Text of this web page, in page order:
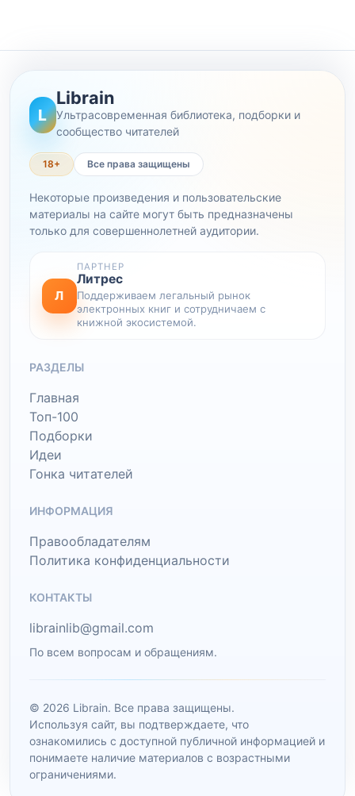
L
Librain
Ультрасовременная библиотека, подборки и
сообщество читателей
18+ Все права защищены
Некоторые произведения и пользовательские
материалы на сайте могут быть предназначены
только для совершеннолетней аудитории.
Л
ПАРТНЕР
Литрес
Поддерживаем легальный рынок
электронных книг и сотрудничаем с
книжной экосистемой.
РАЗДЕЛЫ
Главная
Топ-100
Подборки
Идеи
Гонка читателей
ИНФОРМАЦИЯ
Правообладателям
Политика конфиденциальности
КОНТАКТЫ
librainlib@gmail.com
По всем вопросам и обращениям.
© 2026 Librain. Все права защищены.
Используя сайт, вы подтверждаете, что
ознакомились с доступной публичной информацией и
понимаете наличие материалов с возрастными
ограничениями.